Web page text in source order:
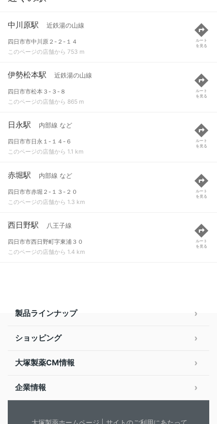
中川原駅 近鉄湯の山線
四日市市中川原２-２-１４
このページの店舗から 753 m
ルート
を見る
伊勢松本駅 近鉄湯の山線
四日市市松本３-３-８
このページの店舗から 865 m
ルート
を見る
日永駅 内部線 など
四日市市日永１-１４-６
このページの店舗から 1.1 km
ルート
を見る
赤堀駅 内部線 など
四日市市赤堀２-１３-２０
このページの店舗から 1.3 km
ルート
を見る
西日野駅 八王子線
四日市市西日野町字東浦３０
このページの店舗から 1.4 km
ルート
を見る
製品ラインナップ
ショッピング
大塚製薬CM情報
企業情報